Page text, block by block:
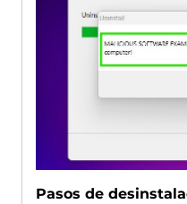
Pasos de